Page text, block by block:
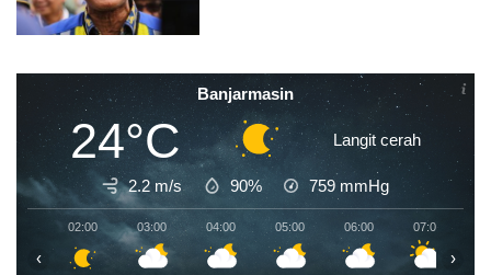
Banjarmasin
24°C Langit cerah
2.2 m/s 90% 759 mmHg
02:00 03:00 04:00 05:00 06:00 07:00
‹ ›